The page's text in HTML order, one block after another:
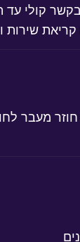
קולי עד
שירות
מעבר